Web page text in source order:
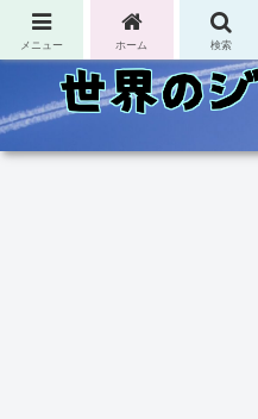
コンテンツへスキップ
メニュー ホーム 検索